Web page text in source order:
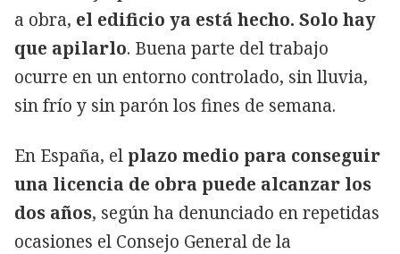
a obra, el edificio ya está hecho. Solo hay
que apilarlo. Buena parte del trabajo
ocurre en un entorno controlado, sin lluvia,
sin frío y sin parón los fines de semana.
En España, el plazo medio para conseguir
una licencia de obra puede alcanzar los
dos años, según ha denunciado en repetidas
ocasiones el Consejo General de la